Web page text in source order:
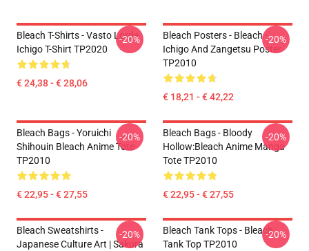
Bleach T-Shirts - Vasto Lorde
Ichigo T-Shirt TP2020
€ 24,38 - € 28,06
-20%
Bleach Posters - Bleach -
Ichigo And Zangetsu Poster
TP2010
€ 18,21 - € 42,22
-20%
Bleach Bags - Yoruichi
Shihouin Bleach Anime Tote
TP2010
€ 22,95 - € 27,55
-20%
Bleach Bags - Bloody
Hollow:Bleach Anime Manga
Tote TP2010
€ 22,95 - € 27,55
-20%
Bleach Sweatshirts -
Japanese Culture Art | Sakura
-20%
Bleach Tank Tops - Bleach
Tank Top TP2010
-20%